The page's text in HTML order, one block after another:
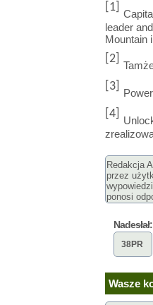
[1]
leader
Mountain
[2]
[3]
[4]
Redakcja
przez
ponosi
Nadesłał:
38PR
Wasze